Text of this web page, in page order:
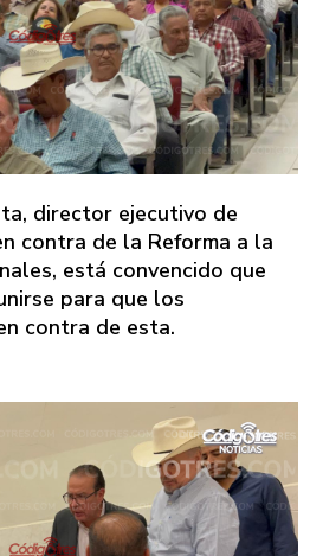
director ejecutivo de
contra de la Reforma a la
está convencido que
para que los
contra de esta.